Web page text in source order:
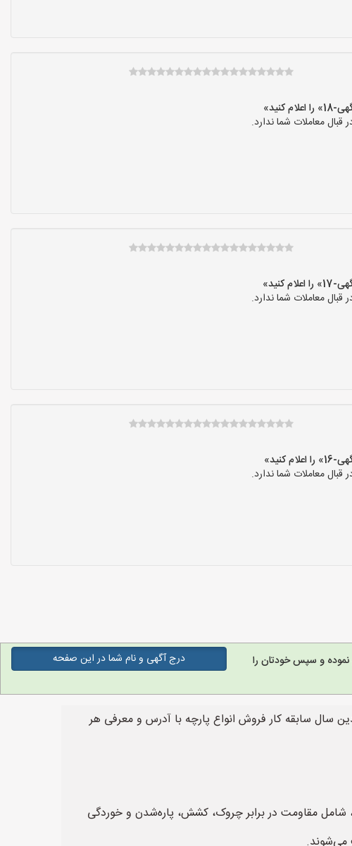
معاملات شما ندارد.
معاملات شما ندارد.
معاملات شما ندارد.
و سپس خودتان را
درج آگهی و نام شما در این صفحه
سال سابقه کار فروش انواع پارچه با آدرس و معرفی هر
شامل مقاومت در برابر چروک، کشش، پاره‌شدن و خوردگی
می‌شوند.